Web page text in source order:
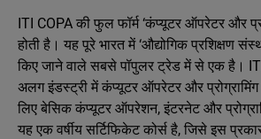
ITI COPA की फुल फॉर्म ‘कंप्यूटर ऑपरेटर और
होती है। यह पूरे भारत में ‘औद्योगिक प्रशिक्षण
किए जाने वाले सबसे पॉपुलर ट्रेड में से एक है।
अलग इंडस्ट्री में कंप्यूटर ऑपरेटर और
लिए बेसिक कंप्यूटर ऑपरेशन, इंटरनेट और
यह एक वर्षीय सर्टिफिकेट कोर्स है, जिसे इस